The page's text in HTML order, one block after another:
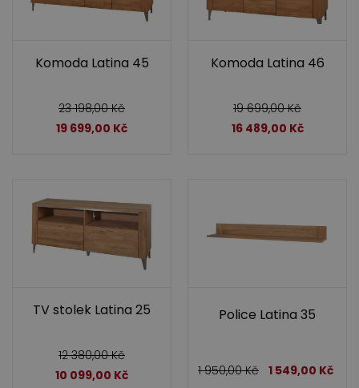
Komoda Latina 45
23 198,00Kč
19 699,00 Kč
Komoda Latina 46
19 699,00Kč
16 489,00 Kč
TV stolek Latina 25
12 380,00Kč
10 099,00 Kč
Police Latina 35
1 950,00Kč 1 549,00 Kč